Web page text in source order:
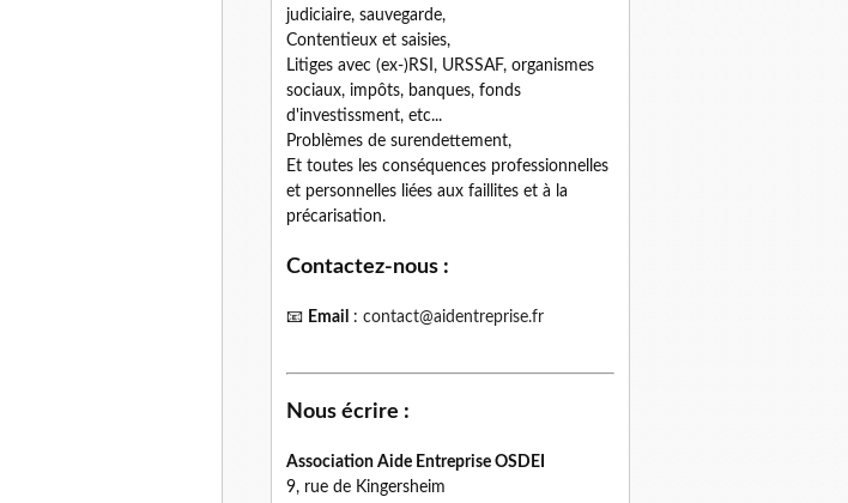
judiciaire, sauvegarde,
Contentieux et saisies,
Litiges avec (ex-)RSI, URSSAF, organismes
sociaux, impôts, banques, fonds
d'investissment, etc...
Problèmes de surendettement,
Et toutes les conséquences professionnelles
et personnelles liées aux faillites et à la
précarisation.
Contactez-nous :
📧 Email : contact@aidentreprise.fr
Nous écrire :
Association Aide Entreprise OSDEI
9, rue de Kingersheim